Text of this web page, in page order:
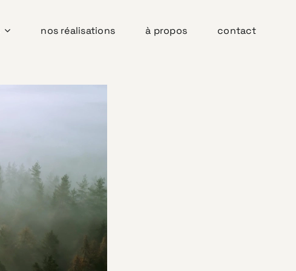
nos réalisations à propos contact